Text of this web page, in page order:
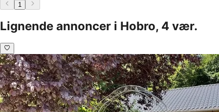
1
Lignende annoncer i Hobro, 4 vær.